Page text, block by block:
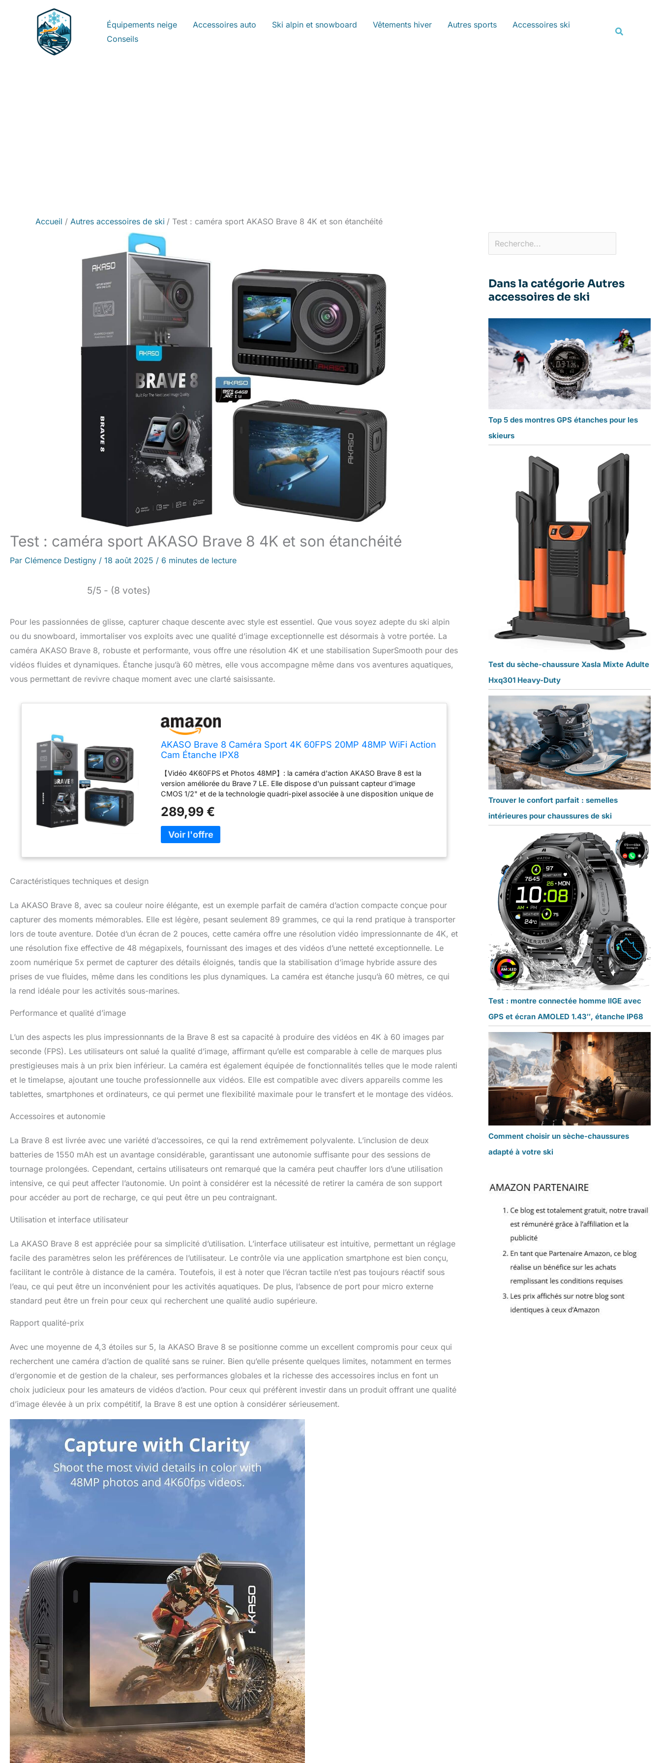
Équipements neige Accessoires auto Ski alpin et snowboard Vêtements hiver Autres sports
Accessoires ski
Conseils
Accueil Autres accessoires de ski Test : caméra sport AKASO Brave 8 4K et son étanchéité
Test : caméra sport AKASO Brave 8 4K et son étanchéité
Par Clémence Destigny / 18 août 2025 / 6 minutes de lecture
5/5 - (8 votes)
Pour les passionnées de glisse, capturer chaque descente avec style est essentiel. Que vous soyez adepte du ski alpin
ou du snowboard, immortaliser vos exploits avec une qualité d’image exceptionnelle est désormais à votre portée. La
caméra AKASO Brave 8, robuste et performante, vous offre une résolution 4K et une stabilisation SuperSmooth pour des
vidéos fluides et dynamiques. Étanche jusqu’à 60 mètres, elle vous accompagne même dans vos aventures aquatiques,
vous permettant de revivre chaque moment avec une clarté saisissante.
AKASO Brave 8 Caméra Sport 4K 60FPS 20MP 48MP WiFi Action
Cam Étanche IPX8
【Vidéo 4K60FPS et Photos 48MP】: la caméra d'action AKASO Brave 8 est la
version améliorée du Brave 7 LE. Elle dispose d'un puissant capteur d'image
CMOS 1/2" et de la technologie quadri-pixel associée à une disposition unique de
4K60fps et les photos 48MP pour vous aider à enregistrer vos aventures
sportives et capturer clairement les détails vivants de la vie. 【Stabilisation
SuperSmooth】: la caméra d'action AKASO est équipée de la technologie
SuperSmooth, une technologie d'étalonnage avancée pour les caméras de sport.
Elle résiste aux vibrations et aux vibrations pour une expérience vidéo et photo
de 60 mètres avec boîtier étanche. 【Expérience de Prise de Vue Ultime】:
l'appareil photo AKASO Brave 8 vous offre la possibilité d'utiliser le mode super
pouvez basculer de manière flexible entre différents angles de vue. Avec le
timelapse 8K, capturez le flux du temps, par exemple comment la couleur du ciel
change du jour à la nuit. Avec le ralenti 16x, vous pouvez ralentir le moment sportif
en constante évolution et capturer chaque moment à couper le souffle.
【Télécommande Visuelle Sans Fil & Accessoires Multifonctions】: équipé d'une
télécommande avec écran et de supports de casque, vous pouvez facilement
289,99 €
Caractéristiques techniques et design
La AKASO Brave 8, avec sa couleur noire élégante, est un exemple parfait de caméra d’action compacte conçue pour
capturer des moments mémorables. Elle est légère, pesant seulement 89 grammes, ce qui la rend pratique à transporter
lors de toute aventure. Dotée d’un écran de 2 pouces, cette caméra offre une résolution vidéo impressionnante de 4K, et
une résolution fixe effective de 48 mégapixels, fournissant des images et des vidéos d’une netteté exceptionnelle. Le
zoom numérique 5x permet de capturer des détails éloignés, tandis que la stabilisation d’image hybride assure des
prises de vue fluides, même dans les conditions les plus dynamiques. La caméra est étanche jusqu’à 60 mètres, ce qui
la rend idéale pour les activités sous-marines.
Performance et qualité d’image
L’un des aspects les plus impressionnants de la Brave 8 est sa capacité à produire des vidéos en 4K à 60 images par
seconde (FPS). Les utilisateurs ont salué la qualité d’image, affirmant qu’elle est comparable à celle de marques plus
prestigieuses mais à un prix bien inférieur. La caméra est également équipée de fonctionnalités telles que le mode ralenti
et le timelapse, ajoutant une touche professionnelle aux vidéos. Elle est compatible avec divers appareils comme les
tablettes, smartphones et ordinateurs, ce qui permet une flexibilité maximale pour le transfert et le montage des vidéos.
Accessoires et autonomie
La Brave 8 est livrée avec une variété d’accessoires, ce qui la rend extrêmement polyvalente. L’inclusion de deux
batteries de 1550 mAh est un avantage considérable, garantissant une autonomie suffisante pour des sessions de
tournage prolongées. Cependant, certains utilisateurs ont remarqué que la caméra peut chauffer lors d’une utilisation
intensive, ce qui peut affecter l’autonomie. Un point à considérer est la nécessité de retirer la caméra de son support
pour accéder au port de recharge, ce qui peut être un peu contraignant.
Utilisation et interface utilisateur
La AKASO Brave 8 est appréciée pour sa simplicité d’utilisation. L’interface utilisateur est intuitive, permettant un réglage
facile des paramètres selon les préférences de l’utilisateur. Le contrôle via une application smartphone est bien conçu,
facilitant le contrôle à distance de la caméra. Toutefois, il est à noter que l’écran tactile n’est pas toujours réactif sous
l’eau, ce qui peut être un inconvénient pour les activités aquatiques. De plus, l’absence de port pour micro externe
standard peut être un frein pour ceux qui recherchent une qualité audio supérieure.
Rapport qualité-prix
Avec une moyenne de 4,3 étoiles sur 5, la AKASO Brave 8 se positionne comme un excellent compromis pour ceux qui
recherchent une caméra d’action de qualité sans se ruiner. Bien qu’elle présente quelques limites, notamment en termes
d’ergonomie et de gestion de la chaleur, ses performances globales et la richesse des accessoires inclus en font un
choix judicieux pour les amateurs de vidéos d’action. Pour ceux qui préfèrent investir dans un produit offrant une qualité
d’image élevée à un prix compétitif, la Brave 8 est une option à considérer sérieusement.
Dans la catégorie Autres
accessoires de ski
Top 5 des montres GPS étanches pour les
skieurs
Test du sèche-chaussure Xasla Mixte Adulte
Hxq301 Heavy-Duty
Trouver le confort parfait : semelles
intérieures pour chaussures de ski
Test : montre connectée homme lIGE avec
GPS et écran AMOLED 1.43″, étanche IP68
Comment choisir un sèche-chaussures
adapté à votre ski